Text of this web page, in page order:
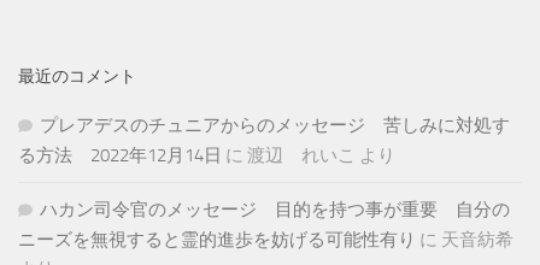
最近のコメント
プレアデスのチュニアからのメッセージ 苦しみに対処す
る方法 2022年12月14日 に 渡辺 れいこ より
ハカン司令官のメッセージ 目的を持つ事が重要 自分の
ニーズを無視すると霊的進歩を妨げる可能性有り に 天音紡希